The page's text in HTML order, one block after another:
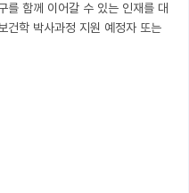
를 함께 이어갈 수 있는 인재를 대
건학 박사과정 지원 예정자 또는